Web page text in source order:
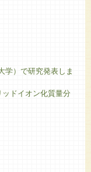
学）で研究発表しま
ドイオン化質量分